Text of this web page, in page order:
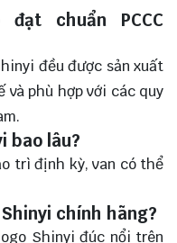
chuẩn PCCC
đều được sản xuất
phù hợp với các quy
bao lâu?
trì định kỳ, van có thể
chính hãng?
Shinyi đúc nổi trên